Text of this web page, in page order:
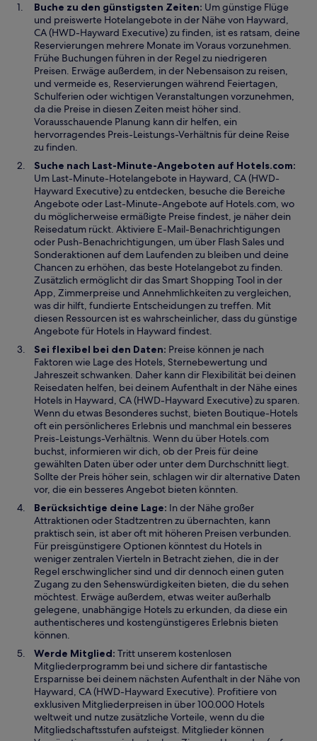
g
e
ö
f
f
n
e
t
n
F
e
n
s
t
e
r
g
e
ö
f
n
e
t
Buche zu den günstigsten Zeiten: Um günstige Flüge
und preiswerte Hotelangebote in der Nähe von Hayward,
CA (HWD-Hayward Executive) zu finden, ist es ratsam, deine
Reservierungen mehrere Monate im Voraus vorzunehmen.
Frühe Buchungen führen in der Regel zu niedrigeren
Preisen. Erwäge außerdem, in der Nebensaison zu reisen,
und vermeide es, Reservierungen während Feiertagen,
Schulferien oder wichtigen Veranstaltungen vorzunehmen,
da die Preise in diesen Zeiten meist höher sind.
Vorausschauende Planung kann dir helfen, ein
hervorragendes Preis-Leistungs-Verhältnis für deine Reise
zu finden.
Suche nach Last-Minute-Angeboten auf Hotels.com:
Um Last-Minute-Hotelangebote in Hayward, CA (HWD-
Hayward Executive) zu entdecken, besuche die Bereiche
Angebote oder Last-Minute-Angebote auf Hotels.com, wo
du möglicherweise ermäßigte Preise findest, je näher dein
Reisedatum rückt. Aktiviere E-Mail-Benachrichtigungen
oder Push-Benachrichtigungen, um über Flash Sales und
Sonderaktionen auf dem Laufenden zu bleiben und deine
Chancen zu erhöhen, das beste Hotelangebot zu finden.
Zusätzlich ermöglicht dir das Smart Shopping Tool in der
App, Zimmerpreise und Annehmlichkeiten zu vergleichen,
was dir hilft, fundierte Entscheidungen zu treffen. Mit
diesen Ressourcen ist es wahrscheinlicher, dass du günstige
Angebote für Hotels in Hayward findest.
Sei flexibel bei den Daten: Preise können je nach
Faktoren wie Lage des Hotels, Sternebewertung und
Jahreszeit schwanken. Daher kann dir Flexibilität bei deinen
Reisedaten helfen, bei deinem Aufenthalt in der Nähe eines
Hotels in Hayward, CA (HWD-Hayward Executive) zu sparen.
Wenn du etwas Besonderes suchst, bieten Boutique-Hotels
oft ein persönlicheres Erlebnis und manchmal ein besseres
Preis-Leistungs-Verhältnis. Wenn du über Hotels.com
buchst, informieren wir dich, ob der Preis für deine
gewählten Daten über oder unter dem Durchschnitt liegt.
Sollte der Preis höher sein, schlagen wir dir alternative Daten
vor, die ein besseres Angebot bieten könnten.
Berücksichtige deine Lage: In der Nähe großer
Attraktionen oder Stadtzentren zu übernachten, kann
praktisch sein, ist aber oft mit höheren Preisen verbunden.
Für preisgünstigere Optionen könntest du Hotels in
weniger zentralen Vierteln in Betracht ziehen, die in der
Regel erschwinglicher sind und dir dennoch einen guten
Zugang zu den Sehenswürdigkeiten bieten, die du sehen
möchtest. Erwäge außerdem, etwas weiter außerhalb
gelegene, unabhängige Hotels zu erkunden, da diese ein
authentischeres und kostengünstigeres Erlebnis bieten
können.
Werde Mitglied: Tritt unserem kostenlosen
Mitgliederprogramm bei und sichere dir fantastische
Ersparnisse bei deinem nächsten Aufenthalt in der Nähe von
Hayward, CA (HWD-Hayward Executive). Profitiere von
exklusiven Mitgliederpreisen in über 100.000 Hotels
weltweit und nutze zusätzliche Vorteile, wenn du die
Mitgliedschaftsstufen aufsteigst. Mitglieder können